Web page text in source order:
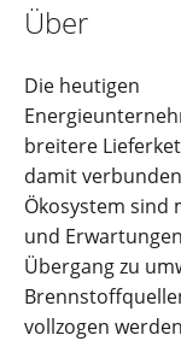
Über
Die heutigen
breitere
damit
Ökosystem sind
und
Übergang zu
vollzogen